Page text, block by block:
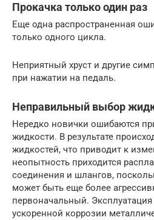
Прокачка только один раз
Еще одна распространенная
только одного цикла.
Неприятный хруст и другие
при нажатии на педаль.
Неправильный выбор
Нередко новички ошибаются
жидкости. В результате
жидкостей, что приводит к
неопытность приходится
соединения и шлангов,
может быть еще более
первоначальный.
ускоренной коррозии